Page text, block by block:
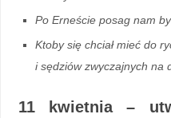
Po Erneście posag nam
Ktoby się chciał mieć do
i sędziów zwyczajnych na
11 kwietnia –